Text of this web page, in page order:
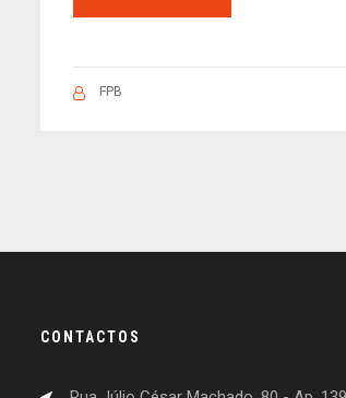
FPB
CONTACTOS